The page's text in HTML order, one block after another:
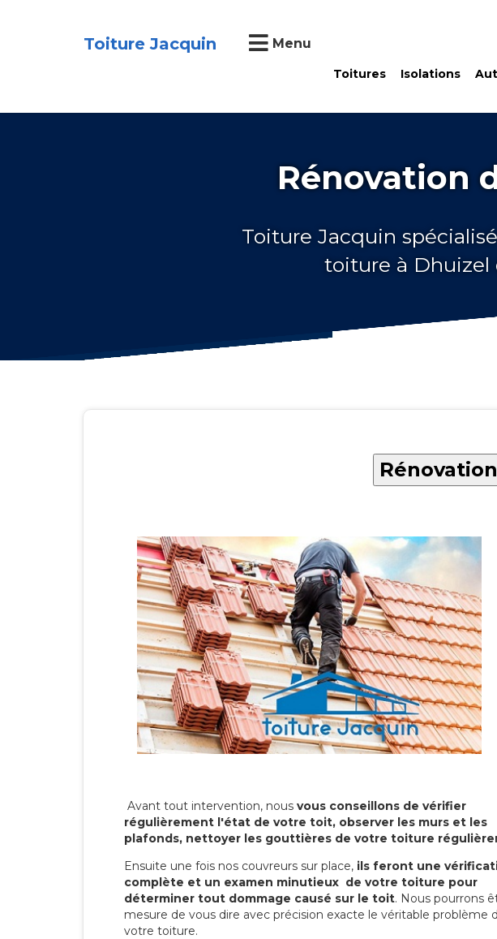
Toiture Jacquin Menu
Toitures Isolations
Rénovation
Toiture Jacquin
toiture à Dhuizel
Avant tout intervention, nous vous conseillons de vérifier
régulièrement l'état de votre toit, observer les murs et les
plafonds, nettoyer les gouttières de votre toiture
Ensuite une fois nos couvreurs sur place, ils feront une
complète et un examen minutieux de votre toiture pour
déterminer tout dommage causé sur le toit. Nous pourrons
mesure de vous dire avec précision exacte le véritable problème
votre toiture.